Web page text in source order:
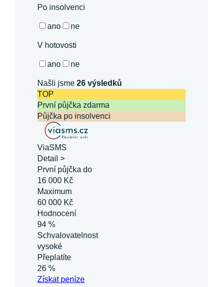
Po insolvenci
ano ne
V hotovosti
ano ne
Našli jsme26 výsledků
TOP
První půjčka zdarma
Půjčka po insolvenci
ViaSMS
Detail >
První půjčka do
16 000 Kč
Maximum
60 000 Kč
Hodnocení
94 %
Schvalovatelnost
vysoké
Přeplatíte
26 %
Získatpeníze